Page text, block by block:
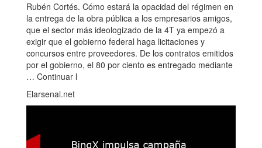
Rubén Cortés. Cómo estará la opacidad del régimen en
la entrega de la obra pública a los empresarios amigos,
que el sector más ideologizado de la 4T ya empezó a
exigir que el gobierno federal haga licitaciones y
concursos entre proveedores. De los contratos emitidos
por el gobierno, el 80 por ciento es entregado mediante
… Continuar l
Elarsenal.net